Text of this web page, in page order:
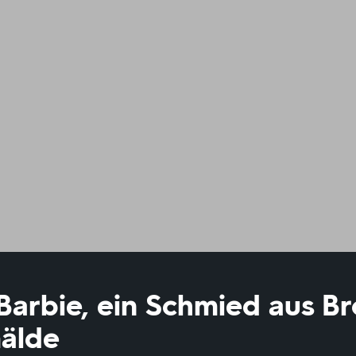
ein Schmied aus